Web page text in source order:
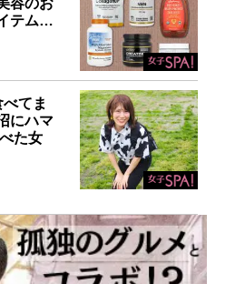
容のお
テム…
べてま
にハマ
た女